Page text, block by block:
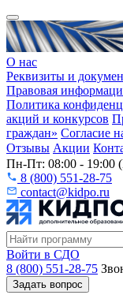
О нас
Реквизиты и
Правовая
Политика
акций и конкурсов
граждан» Согласие
Отзывы Акции
Пн-Пт: 08:00 -
8 (800) 551-28-75
contact@kidpo.ru
Войти в СДО
8 (800) 551-28-75
Задать вопрос